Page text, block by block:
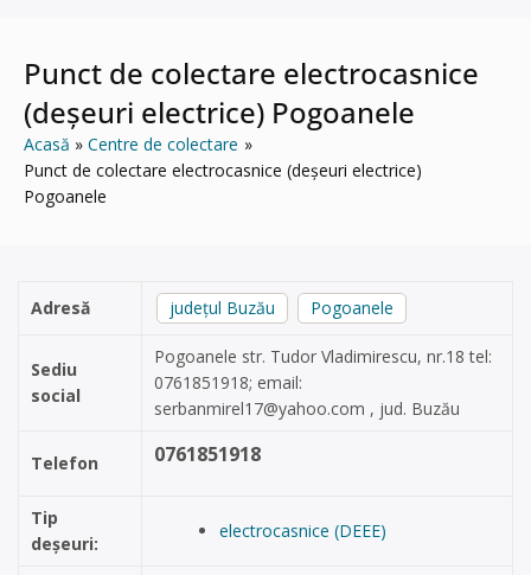
Punct de colectare electrocasnice
(deșeuri electrice) Pogoanele
Acasă
Centre de colectare
Punct de colectare electrocasnice (deșeuri electrice)
Pogoanele
Adresă județul Buzău Pogoanele
Sediu
social
Pogoanele str. Tudor Vladimirescu, nr.18 tel:
0761851918; email:
serbanmirel17@yahoo.com , jud. Buzău
Telefon 0761851918
Tip
deșeuri:
electrocasnice (DEEE)